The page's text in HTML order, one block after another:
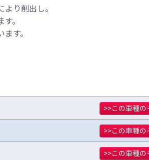
り削出し。
。
す。
>>この車種の
>>この車種の
>>この車種の